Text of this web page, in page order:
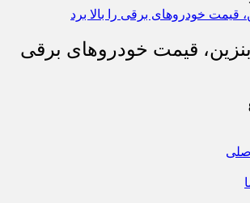
قیمت خودروهای برقی